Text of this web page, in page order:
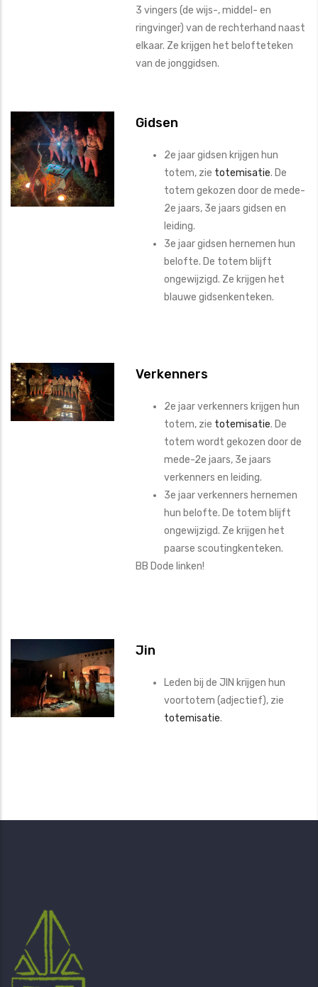
3 vingers (de wijs-, middel- en
ringvinger) van de rechterhand naast
elkaar. Ze krijgen het belofteteken
van de jonggidsen.
Gidsen
2e jaar gidsen krijgen hun
totem, zie totemisatie. De
totem gekozen door de mede-
2e jaars, 3e jaars gidsen en
leiding.
3e jaar gidsen hernemen hun
belofte. De totem blijft
ongewijzigd. Ze krijgen het
blauwe gidsenkenteken.
Verkenners
2e jaar verkenners krijgen hun
totem, zie totemisatie. De
totem wordt gekozen door de
mede-2e jaars, 3e jaars
verkenners en leiding.
3e jaar verkenners hernemen
hun belofte. De totem blijft
ongewijzigd. Ze krijgen het
paarse scoutingkenteken.
BB Dode linken!
Jin
Leden bij de JIN krijgen hun
voortotem (adjectief), zie
totemisatie.